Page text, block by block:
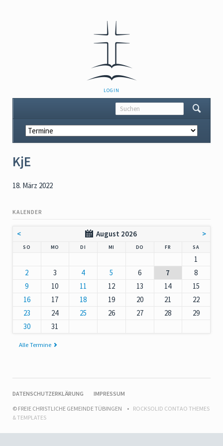
NAVIGATION
ÜBERSPRINGEN
LOGIN
Navigation
überspringen
KjE
18. März 2022
KALENDER
< August 2026 >
SO MO DI MI DO NNERSTAG
FR SAMSTAG
1
2
3 4 5 6 7
8
9
10 11 12 13 14
15
16
17 18 19 20 21
22
23
24 25 26 27 28
29
30
31
Alle Termine
NAVIGATION
DATENSCHUTZERKLÄRUNG
IMPRESSUM
© FREIE CHRISTLICHE GEMEINDE TÜBINGEN
ROCKSOLID CONTAO THEMES
& TEMPLATES